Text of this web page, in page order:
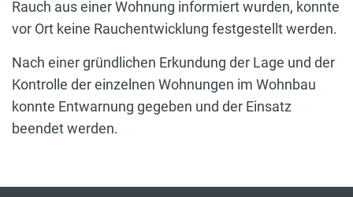
Rauch aus einer Wohnung informiert wurden, konnte
vor Ort keine Rauchentwicklung festgestellt werden.
Nach einer gründlichen Erkundung der Lage und der
Kontrolle der einzelnen Wohnungen im Wohnbau
konnte Entwarnung gegeben und der Einsatz
beendet werden.